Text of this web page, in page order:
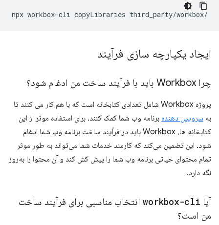
npx workbox-cli copyLibraries
ایجاد یکپارچه سازی فرآیند
چرا Workbox باید با فرآیند ساخت من ادغام شود؟
پروژه Workbox شامل تعدادی کتابخانه است که با هم کار می کنند تا
به سرویس دهنده برنامه وب شما کمک کنند. برای استفاده موثر از این
کتابخانه ها، Workbox باید در فرآیند ساخت برنامه وب شما ادغام
شود. این تضمین می‌کند که کارمند خدمات شما می‌تواند به طور موثر
تمام محتوای حیاتی برنامه وب شما را پیش کش کند و آن محتوا را به‌روز
نگه دارد.
آیا workbox-cli انتخاب مناسبی برای فرآیند ساخت
من است؟